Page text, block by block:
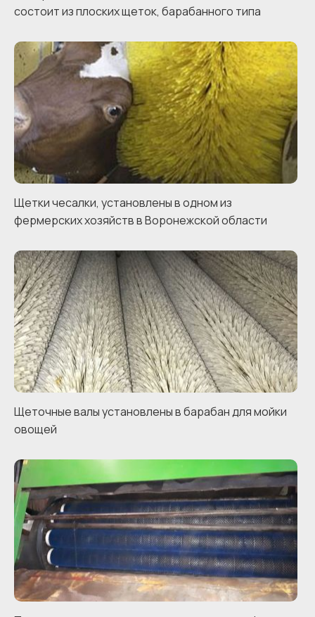
состоит из плоских щеток, барабанного типа
Щетки чесалки, установлены в одном из
фермерских хозяйств в Воронежской области
Щеточные валы установлены в барабан для мойки
овощей